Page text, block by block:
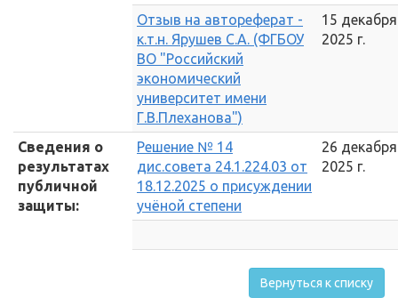
Отзыв на автореферат -
к.т.н. Ярушев С.А. (ФГБОУ
ВО "Российский
экономический
университет имени
Г.В.Плеханова")
15 декабря
2025 г.
Сведения о
результатах
публичной
защиты:
Решение № 14
дис.совета 24.1.224.03 от
18.12.2025 о присуждении
учёной степени
26 декабря
2025 г.
Вернуться к списку